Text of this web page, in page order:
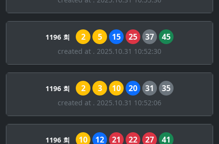
1196 회 2 5 15 25 37 45
created at . 2025.10.31 10:52:30
1196 회 2 3 10 20 31 35
created at . 2025.10.31 10:52:06
1196 회 10 12 21 22 27 41